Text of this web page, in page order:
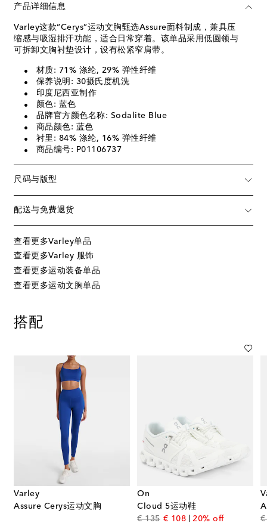
产品详细信息
Varley这款“Cerys”运动文胸甄选Assure面料制成，兼具压
缩感与吸湿排汗功能，适合日常穿着。该单品采用低圆领与
可拆卸文胸衬垫设计，设有松紧窄肩带。
材质: 71% 涤纶, 29% 弹性纤维
保养说明: 30摄氏度机洗
印度尼西亚制作
颜色: 蓝色
品牌官方颜色名称: Sodalite Blue
商品颜色: 蓝色
衬里: 84% 涤纶, 16% 弹性纤维
商品编号: P01106737
尺码与版型
配送与免费退货
查看更多Varley单品
查看更多Varley 服饰
查看更多运动装备单品
查看更多运动文胸单品
搭配
Varley
Assure Cerys运动文胸
On
Cloud 5运动鞋
€ 135original price
€ 108discount price
20% off
€